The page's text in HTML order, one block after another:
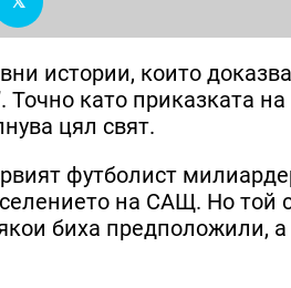
истории, които
Точно като приказката
цял свят.
футболист
на САЩ. Но той
биха